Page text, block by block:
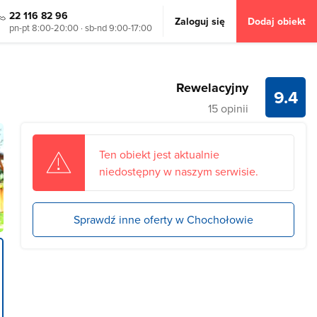
22 116 82 96
pn-pt 8:00-20:00 · sb-nd 9:00-17:00 Zaloguj się Dodaj obiekt
9.4
Rewelacyjny
15 opinii
Ten obiekt jest aktualnie
niedostępny w naszym serwisie.
Sprawdź inne oferty w Chochołowie